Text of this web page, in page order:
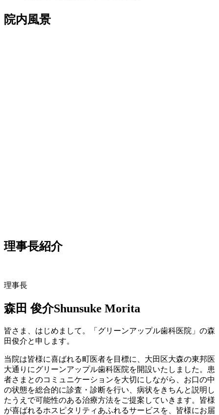
院内風景
理事長紹介
理事長
森田 俊介Shunsuke Morita
皆さま、はじめまして。「グリーンアップル歯科医院」の森
田俊介と申します。
当院は皆様に喜ばれる町医者を目標に、大田区大森の東邦医
大通りにグリーンアップル歯科医院を開設いたしました。患
者さまとのコミュニケーションを大切にしながら、お口の中
の状態を総合的に診査・診断を行い、病状をきちんと説明し
たうえで可能性のある治療方法をご提案していきます。皆様
が喜ばれるホスピタリティあふれるサービスを、皆様にお届